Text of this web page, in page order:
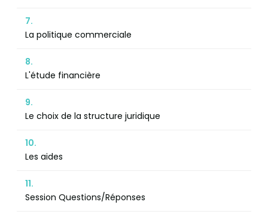
7.
La politique commerciale
8.
L'étude financière
9.
Le choix de la structure juridique
10.
Les aides
11.
Session Questions/Réponses